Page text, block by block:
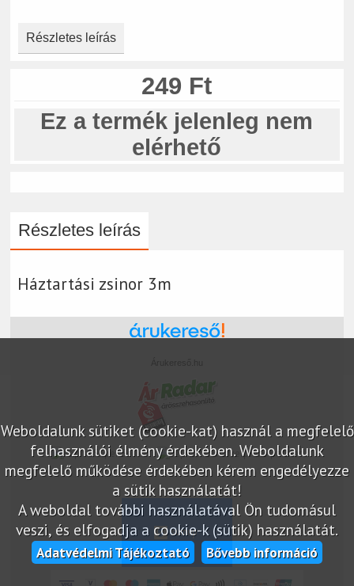
Részletes leírás
249 Ft
Ez a termék jelenleg nem
elérhető
Részletes leírás
Háztartási zsinor 3m
Weboldalunk sütiket (cookie-kat) használ a megfelelő
felhasználói élmény érdekében. Weboldalunk
megfelelő működése érdekében kérem engedélyezze
a sütik használatát!
A weboldal további használatával Ön tudomásul
veszi, és elfogadja a cookie-k (sütik) használatát.
Adatvédelmi Tájékoztató Bővebb információ
marketplace partner